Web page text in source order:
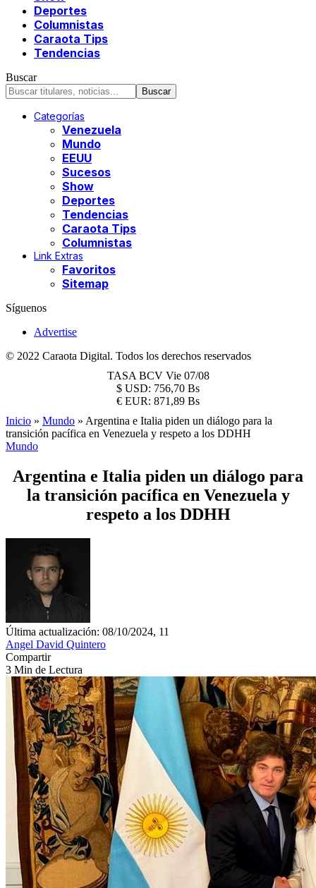
Deportes
Columnistas
Caraota Tips
Tendencias
Buscar
Categorías
Venezuela
Mundo
EEUU
Sucesos
Show
Deportes
Tendencias
Caraota Tips
Columnistas
Link Extras
Favoritos
Sitemap
Síguenos
Advertise
© 2022 Caraota Digital. Todos los derechos reservados
TASA BCV Vie 07/08
$ USD: 756,70 Bs
€ EUR: 871,89 Bs
Inicio » Mundo » Argentina e Italia piden un diálogo para la
transición pacífica en Venezuela y respeto a los DDHH
Mundo
Argentina e Italia piden un diálogo para
la transición pacífica en Venezuela y
respeto a los DDHH
Última actualización: 08/10/2024, 11
Angel David Quintero
Compartir
3 Min de Lectura